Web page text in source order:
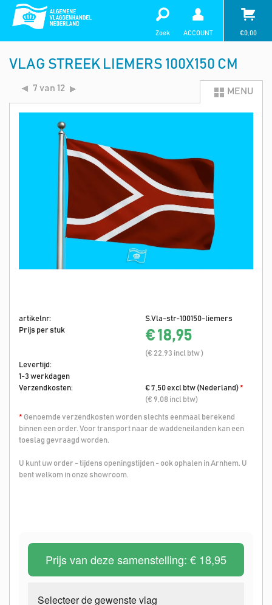
Zoek ACCOUNT €0,00
VLAG STREEK LIEMERS 100X150 CM
7 van 12 MENU
artikelnr:
S.Vla-str-100150-liemers
Prijs per stuk
€ 18,95
(€ 22,93 incl btw )
Levertijd:
1-3 werkdagen
Verzendkosten:
€ 7,50 excl btw (Nederland)*
(€ 9,08 incl btw)
* Genoemde verzendkosten worden slechts eenmaal berekend
binnen een order. Voor transport naar de waddeneilanden kan een
toeslag gevraagd worden.
U kunt uw order - tijdens openingstijden - ook ophalen in Arnhem. U
bent welkom in onze showroom.
Prijs van deze samenstelling: € 18,95
Selecteer de gewenste vlag